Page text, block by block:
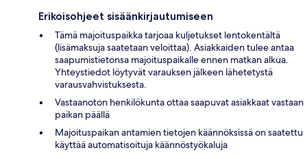
Erikoisohjeet sisäänkirjautumiseen
Tämä majoituspaikka tarjoaa kuljetukset lentokentältä
(lisämaksuja saatetaan veloittaa). Asiakkaiden tulee antaa
saapumistietonsa majoituspaikalle ennen matkan alkua.
Yhteystiedot löytyvät varauksen jälkeen lähetetystä
varausvahvistuksesta.
Vastaanoton henkilökunta ottaa saapuvat asiakkaat vastaan
paikan päällä
Majoituspaikan antamien tietojen käännöksissä on saatettu
käyttää automatisoituja käännöstyökaluja